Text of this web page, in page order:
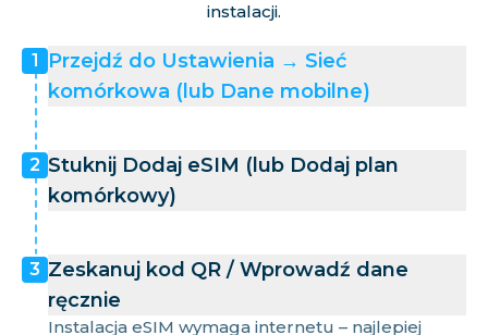
instalacji.
1
Przejdź do Ustawienia → Sieć
komórkowa (lub Dane mobilne)
2 Stuknij Dodaj eSIM (lub Dodaj plan
komórkowy)
3 Zeskanuj kod QR / Wprowadź dane
ręcznie
Instalacja eSIM wymaga internetu – najlepiej